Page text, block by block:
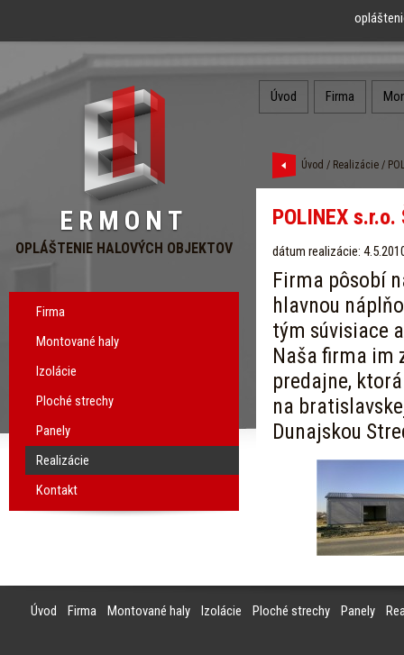
ERMONT
OPLÁŠTENIE HALOVÝCH OBJEKTOV
Firma
Montované haly
Izolácie
Ploché strechy
Panely
Realizácie
Kontakt
Úvod Firma
Úvod / Realizácie /
POLINEX
dátum realizácie:
Firma pôsobí
hlavnou
tým súvisiace
Naša firma im
predajne,
na
Dunajskou
Úvod Firma Montované haly Izolácie Ploché strechy Panely